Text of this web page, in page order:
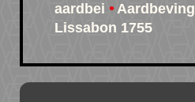
aardbei
Aardbeving
Lissabon 1755